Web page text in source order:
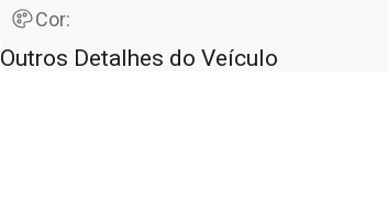
Cor:
Outros Detalhes do Veículo